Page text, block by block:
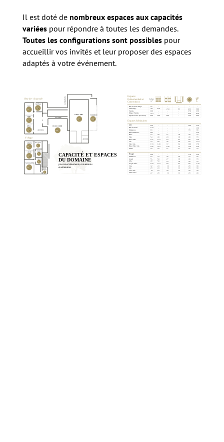
Il est doté de nombreux espaces aux capacités
variéespour répondre à toutes les demandes.
Toutes les configurations sont possiblespour
accueillir vos invités et leur proposer des espaces
adaptés à votre événement.